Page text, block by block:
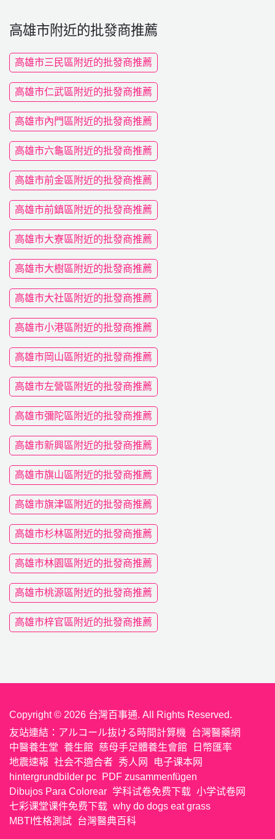
高雄市附近的批發商推薦
高雄市三民區附近的批發商推薦
高雄市仁武區附近的批發商推薦
高雄市內門區附近的批發商推薦
高雄市六龜區附近的批發商推薦
高雄市前金區附近的批發商推薦
高雄市前鎮區附近的批發商推薦
高雄市大寮區附近的批發商推薦
高雄市大樹區附近的批發商推薦
高雄市大社區附近的批發商推薦
高雄市小港區附近的批發商推薦
高雄市岡山區附近的批發商推薦
高雄市左營區附近的批發商推薦
高雄市彌陀區附近的批發商推薦
高雄市新興區附近的批發商推薦
高雄市旗山區附近的批發商推薦
高雄市旗津區附近的批發商推薦
高雄市杉林區附近的批發商推薦
高雄市林園區附近的批發商推薦
高雄市桃源區附近的批發商推薦
高雄市梓官區附近的批發商推薦
Copyright © 2026 台灣百事通. All Rights Reserved.
友站連結： アルコール抜ける時間計算機
台灣醫藥網
中醫養生堂 養生館 慈母手足體養生會館
日幣匯率
地震速報 社会不適合者 秀人网
电子课本网
hintergrundbilder pc
PDF zusammenfügen
Dibujos Para Colorear 学科试卷免费下载 小学试卷网
七彩课堂课件免费下载 why do dogs eat grass
MBTI性格測試 台灣醫典百科